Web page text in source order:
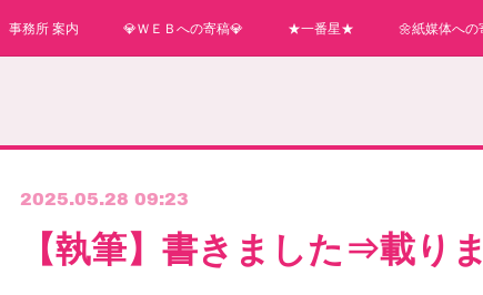
事務所 案内 💎ＷＥＢへの寄稿💎 ★一番星★ 🌼紙媒体への
2025.05.28 09:23
【執筆】書きました⇒載り